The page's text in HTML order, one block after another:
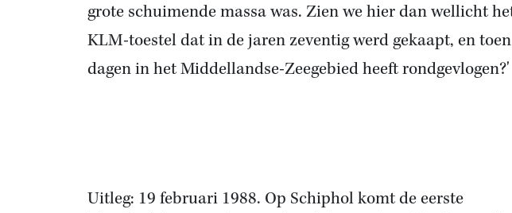
grote schuimende massa was. Zien we hier dan wellicht
KLM-toestel dat in de jaren zeventig werd gekaapt, en toen
dagen in het Middellandse-Zeegebied heeft rondgevlogen?'
Uitleg: 19 februari 1988. Op Schiphol komt de eerste